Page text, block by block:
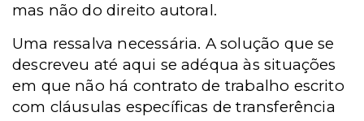
mas não do direito autoral.
Uma ressalva necessária. A solução que se
descreveu até aqui se adéqua às situações
em que não há contrato de trabalho escrito
com cláusulas específicas de transferência